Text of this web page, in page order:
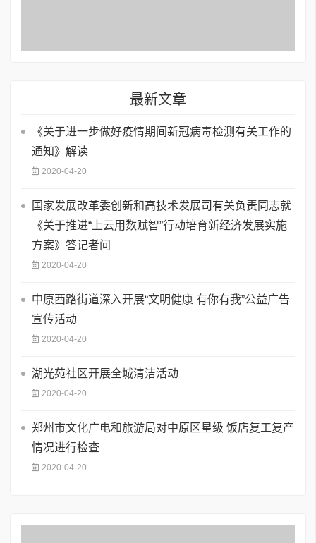
最新文章
《关于进一步做好疫情期间新冠病毒检测有关工作的
通知》解读
2020-04-20
国家发展改革委创新和高技术发展司有关负责同志就
《关于推进“上云用数赋智”行动培育新经济发展实施
方案》答记者问
2020-04-20
中原西路街道深入开展“文明健康 有你有我”公益广告
宣传活动
2020-04-20
湖光苑社区开展全城清洁活动
2020-04-20
郑州市文化广电和旅游局对中原区星级 饭店复工复产
情况进行检查
2020-04-20